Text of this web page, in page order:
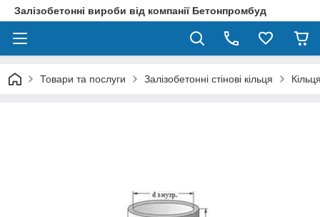
Залізобетонні вироби від компанії Бетонпромбуд
Товари та послуги Залізобетонні стінові кільця